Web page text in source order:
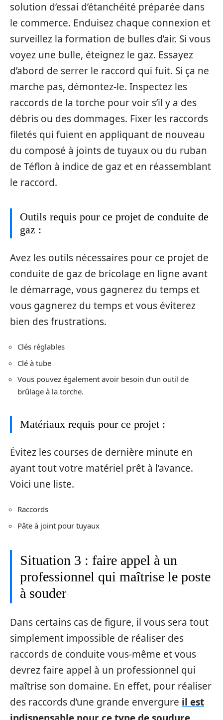
solution d’essai d’étanchéité préparée dans
le commerce. Enduisez chaque connexion et
surveillez la formation de bulles d’air. Si vous
voyez une bulle, éteignez le gaz. Essayez
d’abord de serrer le raccord qui fuit. Si ça ne
marche pas, démontez-le. Inspectez les
raccords de la torche pour voir s’il y a des
débris ou des dommages. Fixer les raccords
filetés qui fuient en appliquant de nouveau
du composé à joints de tuyaux ou du ruban
de Téflon à indice de gaz et en réassemblant
le raccord.
Outils requis pour ce projet de conduite de
gaz :
Avez les outils nécessaires pour ce projet de
conduite de gaz de bricolage en ligne avant
le démarrage, vous gagnerez du temps et
vous gagnerez du temps et vous éviterez
bien des frustrations.
Clés réglables
Clé à tube
Vous pouvez également avoir besoin d’un outil de
brûlage à la torche.
Matériaux requis pour ce projet :
Évitez les courses de dernière minute en
ayant tout votre matériel prêt à l’avance.
Voici une liste.
Raccords
Pâte à joint pour tuyaux
Situation 3 : faire appel à un
professionnel qui maîtrise le poste
à souder
Dans certains cas de figure, il vous sera tout
simplement impossible de réaliser des
raccords de conduite vous-même et vous
devrez faire appel à un professionnel qui
maîtrise son domaine. En effet, pour réaliser
des raccords d’une grande envergure il est